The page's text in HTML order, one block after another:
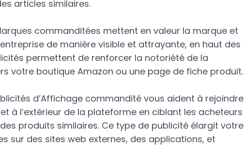
articles similaires.
commanditées mettent en valeur la marque et
de manière visible et attrayante, en haut des
permettent de renforcer la notoriété de la
votre boutique Amazon ou une page de fiche produit.
d’Affichage commandité vous aident à rejoindre
à l’extérieur de la plateforme en ciblant les acheteurs
produits similaires. Ce type de publicité élargit votre
sur des sites web externes, des applications, et